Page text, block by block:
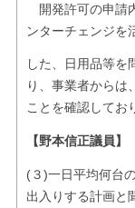
開発許可の申請
ンター
した、日用品等を
り、事業者からは
ことを確認してお
【野本信正議員】
(３)一日平均何台
出入りする計画と